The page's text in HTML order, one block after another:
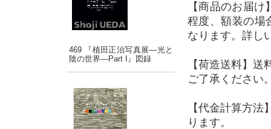
469 『植田正治写真展―光と
陰の世界―Part I』図録
【商品のお届
程度、額装の場
なります。詳し
【荷造送料】
ご了承ください
【代金計算方
ります。